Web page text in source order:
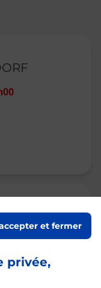
privée,
et fermer